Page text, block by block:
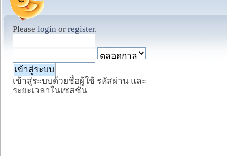
Please login or register.
เข้าสู่ระบบด้วยชื่อผู้ใช้ รหัสผ่าน และ
ระยะเวลาในเซสชั่น